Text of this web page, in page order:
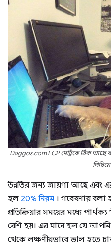
Doggos.com FCP মেট্রিকে ঠিক আছে
উন্নতির জন্য জায়গা আছে এবং
হল 20% নিয়ম । গবেষণায় বলা
প্রতিক্রিয়ার সময়ের মধ্যে
বেশি হয়। এর মানে হল যে
থেকে লক্ষণীয়ভাবে ভাল হতে